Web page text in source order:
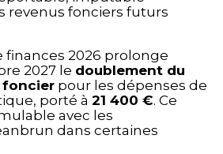
revenus fonciers futurs
finances 2026 prolonge
2027 le doublement du
pour les dépenses de
porté à 21 400 €. Ce
avec les
dans certaines